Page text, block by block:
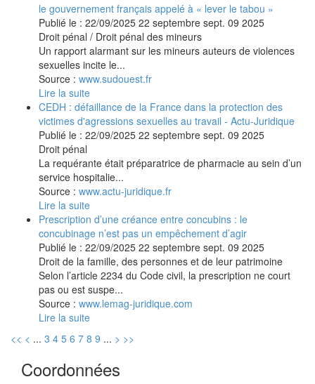
le gouvernement français appelé à « lever le tabou »
Publié le : 22/09/2025 22 septembre sept. 09 2025
Droit pénal / Droit pénal des mineurs
Un rapport alarmant sur les mineurs auteurs de violences
sexuelles incite le...
Source : www.sudouest.fr
Lire la suite
CEDH : défaillance de la France dans la protection des
victimes d'agressions sexuelles au travail - Actu-Juridique
Publié le : 22/09/2025 22 septembre sept. 09 2025
Droit pénal
La requérante était préparatrice de pharmacie au sein d’un
service hospitalie...
Source : www.actu-juridique.fr
Lire la suite
Prescription d’une créance entre concubins : le
concubinage n’est pas un empêchement d’agir
Publié le : 22/09/2025 22 septembre sept. 09 2025
Droit de la famille, des personnes et de leur patrimoine
Selon l’article 2234 du Code civil, la prescription ne court
pas ou est suspe...
Source : www.lemag-juridique.com
Lire la suite
<< < ... 3 4 5 6 7 8 9 ... > >>
Coordonnées